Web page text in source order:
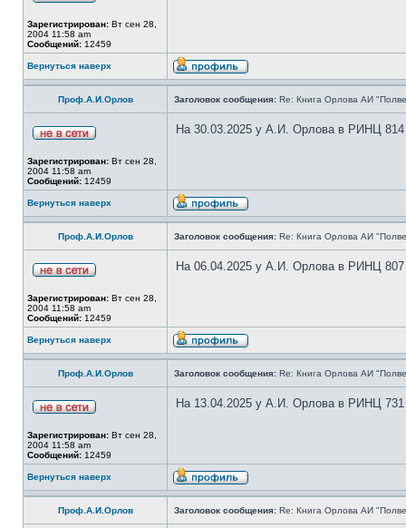
Зарегистрирован: Вт сен 28,
2004 11:58 am
Сообщений: 12459
Вернуться наверх
Проф.А.И.Орлов Заголовок сообщения: Re: Книга Орлова АИ
Зарегистрирован: Вт сен 28,
2004 11:58 am
Сообщений: 12459
На 30.03.2025 у А.И. Орлова в РИНЦ 814
Вернуться наверх
Проф.А.И.Орлов Заголовок сообщения: Re: Книга Орлова АИ
Зарегистрирован: Вт сен 28,
2004 11:58 am
Сообщений: 12459
На 06.04.2025 у А.И. Орлова в РИНЦ 807
Вернуться наверх
Проф.А.И.Орлов Заголовок сообщения: Re: Книга Орлова АИ
Зарегистрирован: Вт сен 28,
2004 11:58 am
Сообщений: 12459
На 13.04.2025 у А.И. Орлова в РИНЦ 731
Вернуться наверх
Проф.А.И.Орлов Заголовок сообщения: Re: Книга Орлова АИ